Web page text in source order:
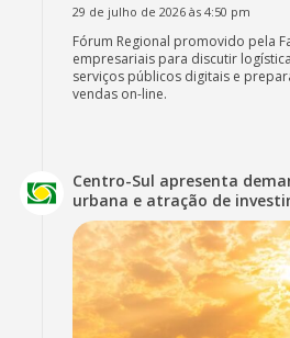
29 de julho de 2026 às 4:50 pm
Fórum Regional promovido pela
empresariais para discutir
serviços públicos digitais e
vendas on-line.
Centro-Sul apresenta
urbana e atração de